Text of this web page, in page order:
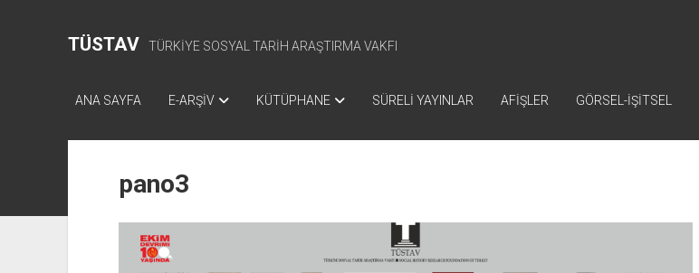
TÜSTAV TÜRKİYE SOSYAL TARİH ARAŞTIRMA VAKFI
ANA SAYFA E-ARŞİV KÜTÜPHANE SÜRELİ YAYINLAR AFİŞLER GÖRSEL-İŞİTSEL
pano3